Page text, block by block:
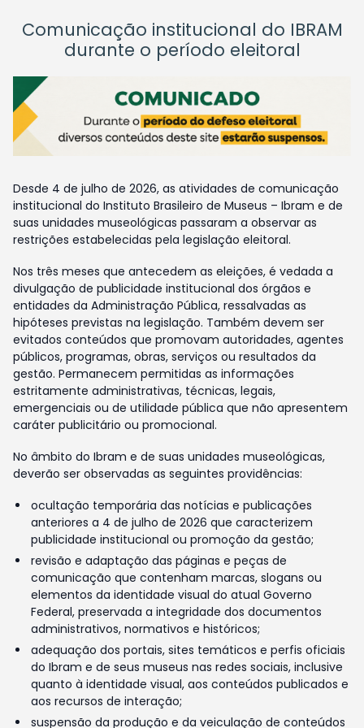
Comunicação institucional do IBRAM
durante o período eleitoral
Desde 4 de julho de 2026, as atividades de comunicação
institucional do Instituto Brasileiro de Museus – Ibram e de
suas unidades museológicas passaram a observar as
restrições estabelecidas pela legislação eleitoral.
Nos três meses que antecedem as eleições, é vedada a
divulgação de publicidade institucional dos órgãos e
entidades da Administração Pública, ressalvadas as
hipóteses previstas na legislação. Também devem ser
evitados conteúdos que promovam autoridades, agentes
públicos, programas, obras, serviços ou resultados da
gestão. Permanecem permitidas as informações
estritamente administrativas, técnicas, legais,
emergenciais ou de utilidade pública que não apresentem
caráter publicitário ou promocional.
No âmbito do Ibram e de suas unidades museológicas,
deverão ser observadas as seguintes providências:
ocultação temporária das notícias e publicações
anteriores a 4 de julho de 2026 que caracterizem
publicidade institucional ou promoção da gestão;
revisão e adaptação das páginas e peças de
comunicação que contenham marcas, slogans ou
elementos da identidade visual do atual Governo
Federal, preservada a integridade dos documentos
administrativos, normativos e históricos;
adequação dos portais, sites temáticos e perfis oficiais
do Ibram e de seus museus nas redes sociais, inclusive
quanto à identidade visual, aos conteúdos publicados e
aos recursos de interação;
suspensão da produção e da veiculação de conteúdos